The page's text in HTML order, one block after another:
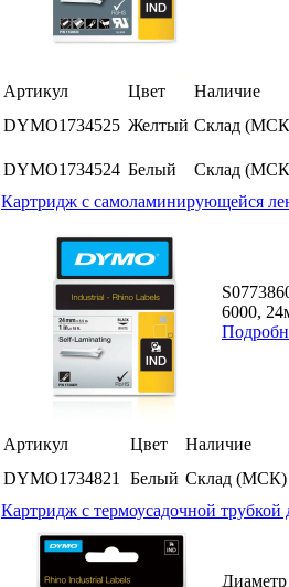
Артикул Цвет
Наличие
DYMO1734525 Желтый Склад
DYMO1734524 Белый
Склад
Картридж c самоламинирующейся
6000,
Артикул Цвет
Наличие
DYMO1734821 Белый Склад (МСК)
Картридж с термоусадочной